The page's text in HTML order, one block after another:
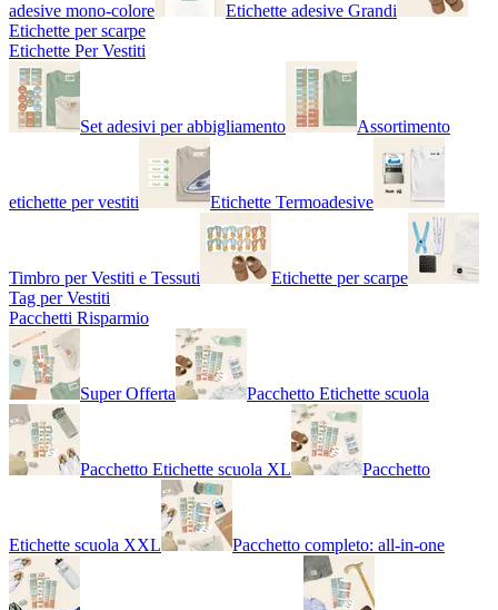
adesive mono-colore
Etichette adesive Grandi
Etichette per scarpe
Etichette Per Vestiti
Set adesivi per abbigliamento Assortimento
etichette per vestiti Etichette Termoadesive
Timbro per Vestiti e Tessuti
Etichette per scarpe
Tag per Vestiti
Pacchetti Risparmio
Super Offerta Pacchetto Etichette scuola
Pacchetto Etichette scuola XL Pacchetto
Etichette scuola XXL Pacchetto completo: all-in-one